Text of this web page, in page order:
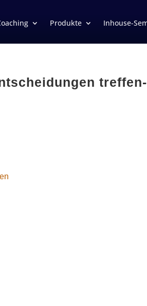
Produkte Inhouse-
treffen-